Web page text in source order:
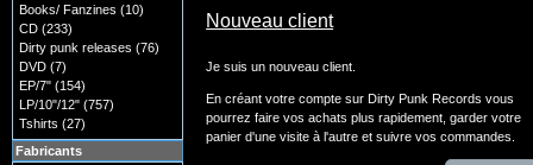
Nouveau client
Je suis un nouveau client.
En créant votre compte sur Dirty Punk Records vous
pourrez faire vos achats plus rapidement, garder votre
panier d'une visite à l'autre et suivre vos commandes.
Books/ Fanzines (10)
CD(233)
Dirty punk releases (76)
DVD(7)
EP/7"(154)
LP/10"/12"(757)
Tshirts (27)
Fabricants